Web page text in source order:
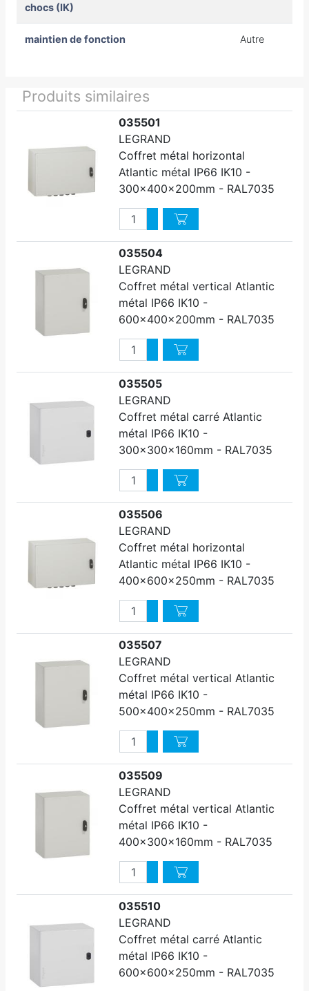
chocs (IK)
maintien de fonction Autre
Produits similaires
035501
LEGRAND
Coffret métal horizontal
Atlantic métal IP66 IK10 -
300x400x200mm - RAL7035
QuantitéAugmenter quantité
Diminuer quantité
035504
LEGRAND
Coffret métal vertical Atlantic
métal IP66 IK10 -
600x400x200mm - RAL7035
QuantitéAugmenter quantité
Diminuer quantité
035505
LEGRAND
Coffret métal carré Atlantic
métal IP66 IK10 -
300x300x160mm - RAL7035
QuantitéAugmenter quantité
Diminuer quantité
035506
LEGRAND
Coffret métal horizontal
Atlantic métal IP66 IK10 -
400x600x250mm - RAL7035
QuantitéAugmenter quantité
Diminuer quantité
035507
LEGRAND
Coffret métal vertical Atlantic
métal IP66 IK10 -
500x400x250mm - RAL7035
QuantitéAugmenter quantité
Diminuer quantité
035509
LEGRAND
Coffret métal vertical Atlantic
métal IP66 IK10 -
400x300x160mm - RAL7035
QuantitéAugmenter quantité
Diminuer quantité
035510
LEGRAND
Coffret métal carré Atlantic
métal IP66 IK10 -
600x600x250mm - RAL7035